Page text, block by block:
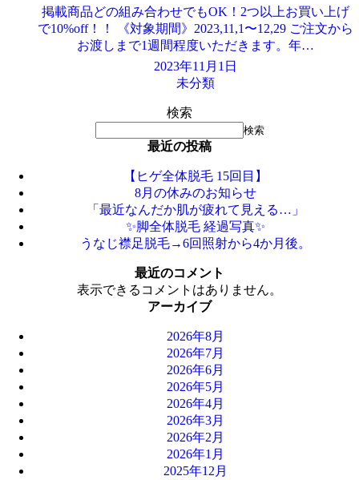
掲載商品どの組み合わせでもOK！2つ以上お買い上げ
で10%off！！ 《対象期間》2023,11,1〜12,29 ご注文から
お渡しまで1週間程度いただきます。年…
2023年11月1日
未分類
検索
検索
最近の投稿
【ヒゲ全体脱毛 15回目】
8月の休みのお知らせ
「最近なんだか肌が疲れて見える…」
✨脚全体脱毛 経過写真✨
うなじ襟足脱毛→6回照射から4か月後。
最近のコメント
表示できるコメントはありません。
アーカイブ
2026年8月
2026年7月
2026年6月
2026年5月
2026年4月
2026年3月
2026年2月
2026年1月
2025年12月